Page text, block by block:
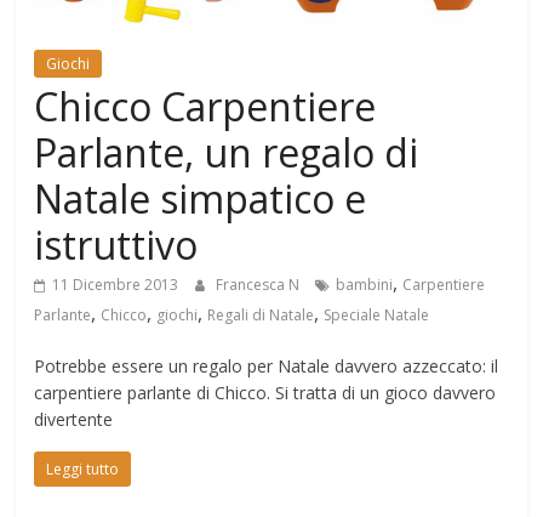
Giochi
Chicco Carpentiere
Parlante, un regalo di
Natale simpatico e
istruttivo
11 Dicembre 2013 Francesca N bambini, Carpentiere
Parlante, Chicco, giochi, Regali di Natale, Speciale Natale
Potrebbe essere un regalo per Natale davvero azzeccato: il
carpentiere parlante di Chicco. Si tratta di un gioco davvero
divertente
Leggi tutto